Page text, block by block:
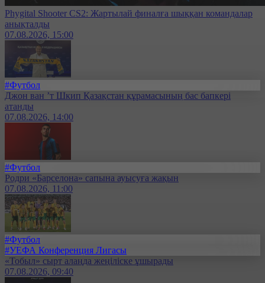
Phygital Shooter CS2: Жартылай финалға шыққан командалар
анықталды
07.08.2026, 15:00
#Футбол
Джон ван ’т Шкип Қазақстан құрамасының бас бапкері
атанды
07.08.2026, 14:00
#Футбол
Родри «Барселона» сапына ауысуға жақын
07.08.2026, 11:00
#Футбол
#УЕФА Конференция Лигасы
«Тобыл» сырт алаңда жеңіліске ұшырады
07.08.2026, 09:40